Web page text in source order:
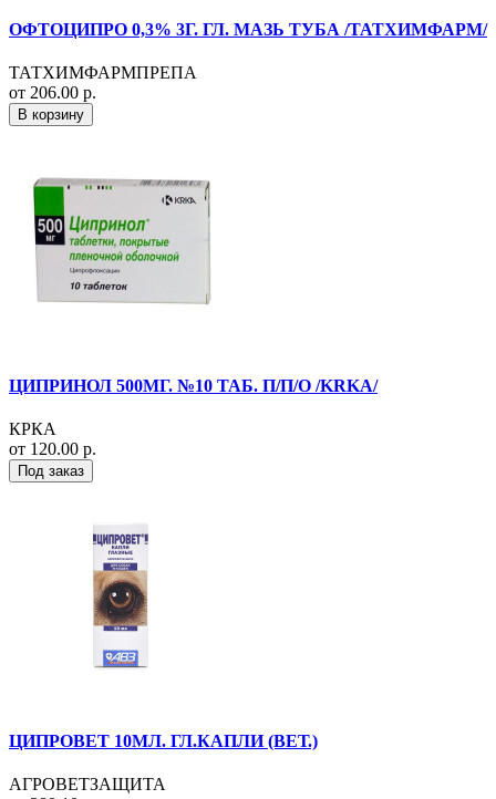
ОФТОЦИПРО 0,3% 3Г. ГЛ. МАЗЬ ТУБА /ТАТХИМФАРМ/
ТАТХИМФАРМПРЕПА
от 206.00 р.
В корзину
ЦИПРИНОЛ 500МГ. №10 ТАБ. П/П/О /KRKA/
КРКА
от 120.00 р.
Под заказ
ЦИПРОВЕТ 10МЛ. ГЛ.КАПЛИ (ВЕТ.)
АГРОВЕТЗАЩИТА